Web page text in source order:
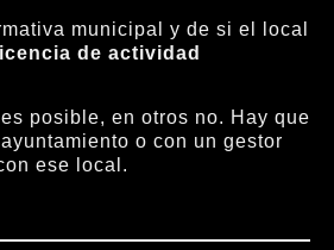
municipal y de si el local
de actividad
posible, en otros no. Hay que
o con un gestor
ese local.